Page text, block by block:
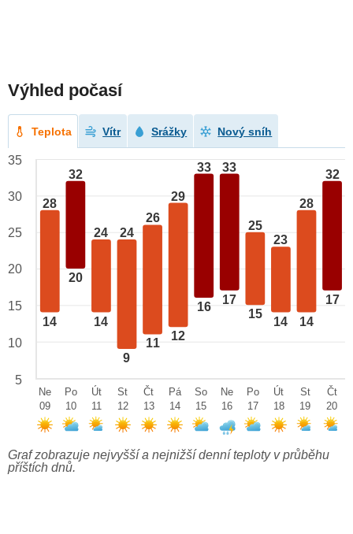
Výhled počasí
Teplota Vítr Srážky Nový sníh
28
14
32
20
24
14
24
9
26
11
29
12
33
16
33
17
25
15
23
14
28
14
32
17
35
30
25
20
15
10
5
Ne
09
Po
10
Út
11
St
12
Čt
13
Pá
14
So
15
Ne
16
Po
17
Út
18
St
19
Čt
20
Graf zobrazuje nejvyšší a nejnižší denní teploty v průběhu
příštích dnů.